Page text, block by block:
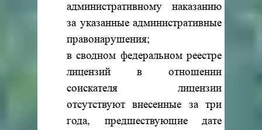
административному наказанию
за указанные административные
правонарушения;
в сводном федеральном реестре
лицензий в отношении
соискателя лицензии
отсутствуют внесенные за три
года, предшествующие дате